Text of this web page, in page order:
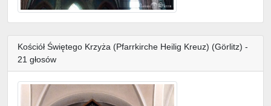
Kościół Świętego Krzyża (Pfarrkirche Heilig Kreuz) (Görlitz) -
21 głosów